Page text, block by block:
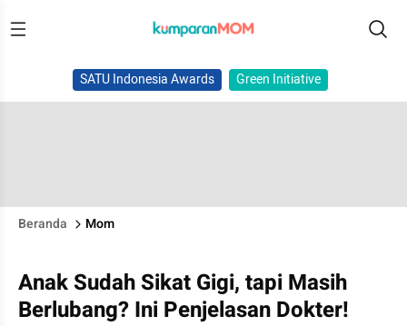
SATU Indonesia Awards Green Initiative
Beranda Mom
Anak Sudah Sikat Gigi, tapi Masih
Berlubang? Ini Penjelasan Dokter!